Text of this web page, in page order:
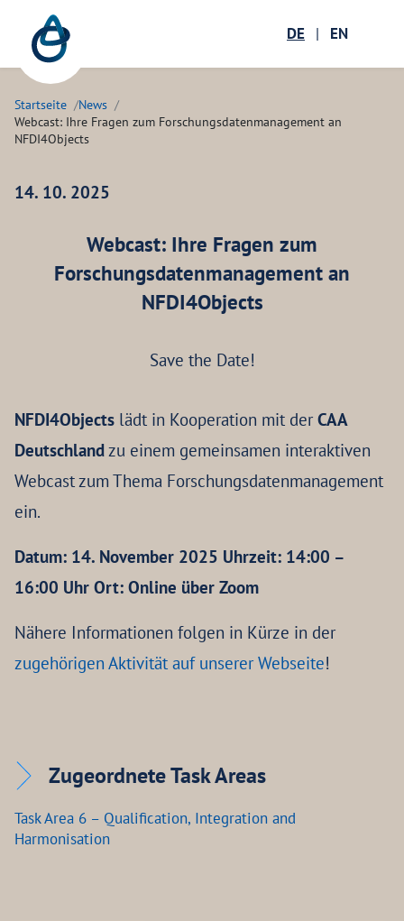
Zum Hauptinhalt springen
DE | EN
Startseite
News
Webcast: Ihre Fragen zum Forschungsdatenmanagement an
NFDI4Objects
14. 10. 2025
Webcast: Ihre Fragen zum
Forschungsdatenmanagement an
NFDI4Objects
Save the Date!
NFDI4Objects lädt in Kooperation mit der CAA
Deutschlandzu einem gemeinsamen interaktiven
Webcast zum Thema Forschungsdatenmanagement
ein.
Datum: 14. November 2025 Uhrzeit: 14:00 –
16:00 Uhr Ort: Online über Zoom
Nähere Informationen folgen in Kürze in der
zugehörigen Aktivität auf unserer Webseite!
Zugeordnete Task Areas
Task Area 6 – Qualification, Integration and
Harmonisation